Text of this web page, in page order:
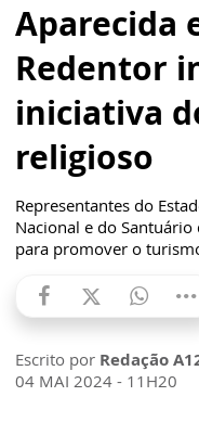
Aparecida
Redentor
iniciativa
religioso
Representantes do
Nacional e do
para promover o
Escrito por Redação
04 MAI 2024 - 11H20